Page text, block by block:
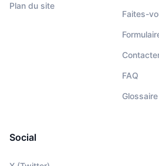
Plan du site
Faites-
FAQ
Glossaire
Social